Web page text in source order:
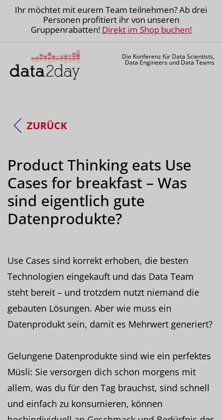
Ihr möchtet mit eurem Team teilnehmen? Ab drei
Personen profitiert ihr von unseren
Gruppenrabatten! Direkt im Shop buchen!
Die Konferenz für Data Scientists,
Data Engineers und Data Teams
ZURÜCK
Product Thinking eats Use
Cases for breakfast – Was
sind eigentlich gute
Datenprodukte?
Use Cases sind korrekt erhoben, die besten
Technologien eingekauft und das Data Team
steht bereit – und trotzdem nutzt niemand die
gebauten Lösungen. Aber wie muss ein
Datenprodukt sein, damit es Mehrwert generiert?
Gelungene Datenprodukte sind wie ein perfektes
Müsli: Sie versorgen dich schon morgens mit
allem, was du für den Tag brauchst, sind schnell
und einfach zu konsumieren, können